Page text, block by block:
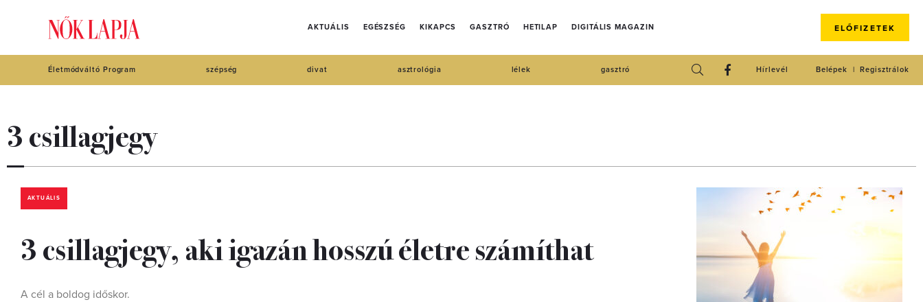
AKTUÁLIS EGÉSZSÉG KIKAPCS GASZTRÓ HETILAP DIGITÁLIS MAGAZIN ELŐFIZETEK
Életmódváltó Program szépség divat asztrológia lélek gasztró Regisztrálok
Belépek
Hírlevél
3 csillagjegy
AKTUÁLIS
3 csillagjegy, aki igazán hosszú életre számíthat
A cél a boldog időskor.